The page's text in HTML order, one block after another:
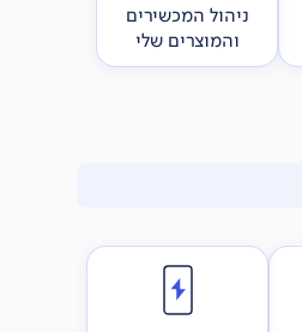
ניהול המכשירים
והמוצרים שלי